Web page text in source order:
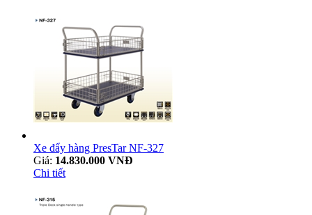
Xe đẩy hàng PresTar NF-327
Giá: 14.830.000 VNĐ
Chi tiết